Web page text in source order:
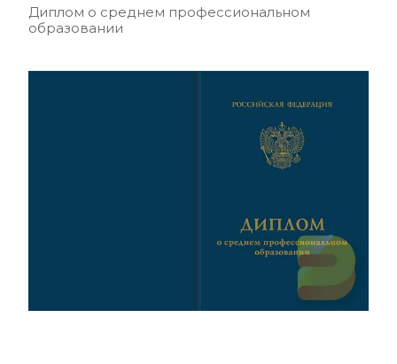
Диплом о среднем профессиональном
образовании